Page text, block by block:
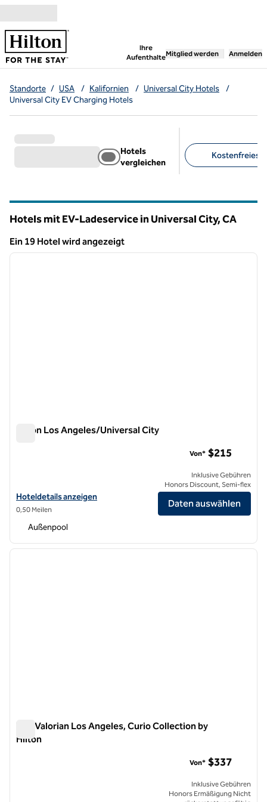
Weiter zum Inhalt
Ihre
Aufenthalte
,öffnet neue
Mitglied werden Anmelden
Standorte / USA / Kalifornien / Universal City Hotels
/
Universal City EV Charging Hotels
Hotels
vergleichen
Kostenfreies
Hotels mit EV-Ladeservice in Universal City,CA
Ein 19 Hotel wird angezeigt
Ein 19 Hotel wird angezeigt
1 von 11
Hilton Los Angeles/Universal City
Hoteldetails für das Hilton Los Angeles/Universal City anzeigen
Hoteldetails anzeigen
0,50 Meilen
Von* $215
Inklusive Gebühren
Honors Discount, Semi-flex
Daten auswählen
Außenpool
1 von 12
The Valorian Los Angeles, Curio Collection by
Hilton
Von* $337
Inklusive Gebühren
Honors Ermäßigung Nicht